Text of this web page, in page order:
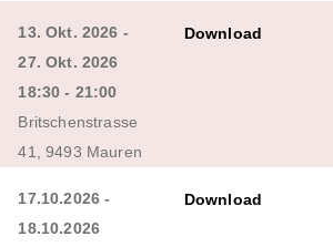
13. Okt. 2026 -
27. Okt. 2026
18:30 - 21:00
Britschenstrasse
41, 9493 Mauren
Download
17.10.2026 -
18.10.2026
Download